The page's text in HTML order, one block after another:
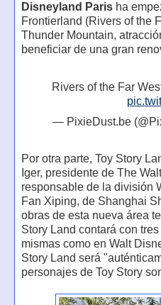
Disneyland Parisha
Frontierland (Rivers of the
Thunder Mountain,
beneficiar de una gran
Rivers of the Far
— PixieDust.be
Por otra parte, Toy Story
Iger, presidente de The
responsable de la división
Fan Xiping, de Shanghai
obras de esta nueva área
Story Land contará con
mismas como en Walt
Story Land será
personajes de Toy Story